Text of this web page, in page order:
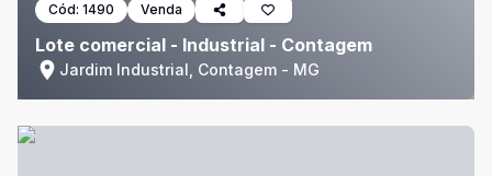
Cód: 1490 Venda
Lote comercial - Industrial - Contagem
Jardim Industrial, Contagem - MG